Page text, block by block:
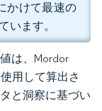
かけて最速の
います。
は、Mordor
用して算出さ
と洞察に基づい